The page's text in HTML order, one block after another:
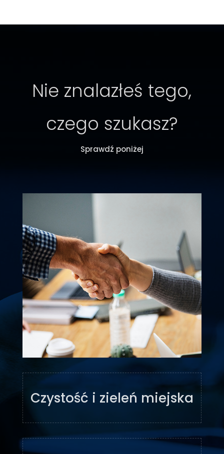
Nie znalazłeś tego,
czego szukasz?
Sprawdź poniżej
Czystość i zieleń miejska